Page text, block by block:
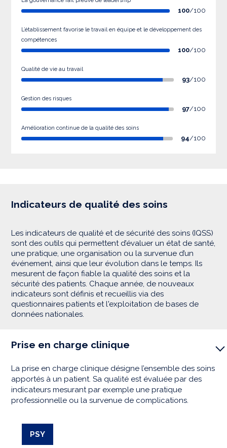
100/100
L’établissement favorise le travail en équipe et le développement des
compétences
100/100
Qualité de vie au travail
93/100
Gestion des risques
97/100
Amélioration continue de la qualité des soins
94/100
Indicateurs de qualité des soins
Les indicateurs de qualité et de sécurité des soins (IQSS)
sont des outils qui permettent d’évaluer un état de santé,
une pratique, une organisation ou la survenue d’un
événement, ainsi que leur évolution dans le temps. Ils
mesurent de façon fiable la qualité des soins et la
sécurité des patients. Chaque année, de nouveaux
indicateurs sont définis et recueillis via des
questionnaires patients et l'exploitation de bases de
données nationales.
Prise en charge clinique
La prise en charge clinique désigne l’ensemble des soins
apportés à un patient. Sa qualité est évaluée par des
indicateurs mesurant par exemple une pratique
professionnelle ou la survenue de complications.
PSY